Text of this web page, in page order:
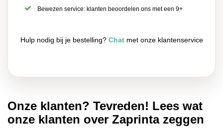
Bewezen service: klanten beoordelen ons met een 9+
Hulp nodig bij je bestelling? Chatmet onze klantenservice
Onze klanten? Tevreden! Lees wat
onze klanten over Zaprinta zeggen